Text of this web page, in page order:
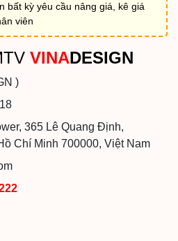
bất kỳ yêu cầu nâng giá, kê giá
viên
VINADESIGN
)
365 Lê Quang Định,
Chí Minh 700000, Việt Nam